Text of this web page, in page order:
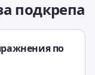
подкрепа
по